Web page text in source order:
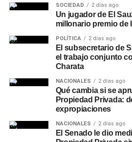
SOCIEDAD 2 días ago
Un jugador de El
millonario premio de
POLÍTICA 2 días ago
El subsecretario de
el trabajo conjunto
Charata
NACIONALES 2 días ago
Qué cambia si se
Propiedad Privada:
expropiaciones
NACIONALES 2 días ago
El Senado le dio